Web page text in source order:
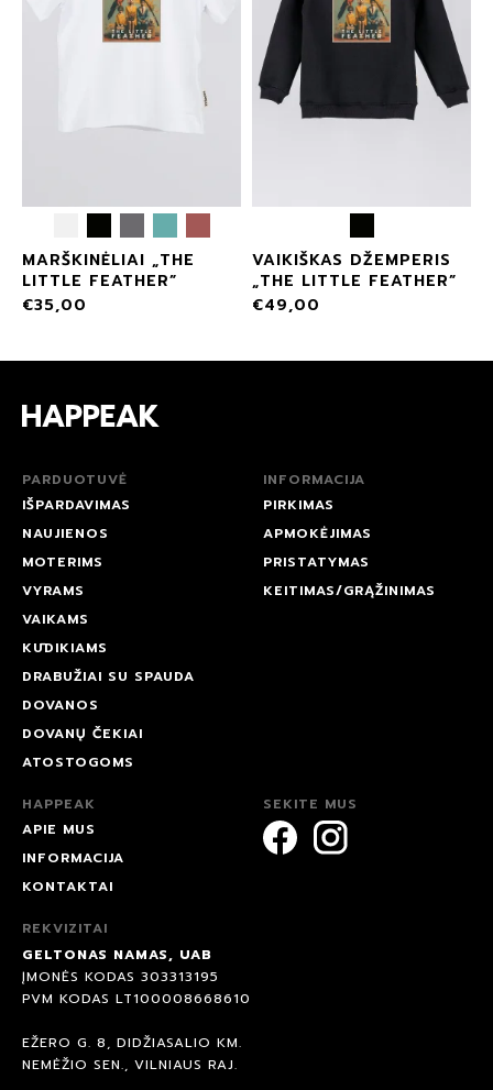
MARŠKINĖLIAI „THE
LITTLE FEATHER”
€35,00
VAIKIŠKAS DŽEMPERIS
„THE LITTLE FEATHER”
€49,00
PARDUOTUVĖ
IŠPARDAVIMAS
NAUJIENOS
MOTERIMS
VYRAMS
VAIKAMS
KŪDIKIAMS
DRABUŽIAI SU SPAUDA
DOVANOS
DOVANŲ ČEKIAI
ATOSTOGOMS
INFORMACIJA
PIRKIMAS
APMOKĖJIMAS
PRISTATYMAS
KEITIMAS/GRĄŽINIMAS
HAPPEAK
APIE MUS
INFORMACIJA
KONTAKTAI
SEKITE MUS
REKVIZITAI
GELTONAS NAMAS, UAB
ĮMONĖS KODAS 303313195
PVM KODAS LT100008668610
EŽERO G. 8, DIDŽIASALIO KM.
NEMĖŽIO SEN., VILNIAUS RAJ.